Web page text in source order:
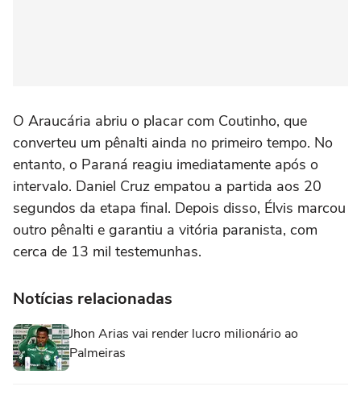
O Araucária abriu o placar com Coutinho, que
converteu um pênalti ainda no primeiro tempo. No
entanto, o Paraná reagiu imediatamente após o
intervalo. Daniel Cruz empatou a partida aos 20
segundos da etapa final. Depois disso, Élvis marcou
outro pênalti e garantiu a vitória paranista, com
cerca de 13 mil testemunhas.
Notícias relacionadas
Jhon Arias vai render lucro milionário ao
Palmeiras